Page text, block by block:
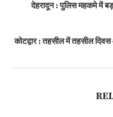
देहरादून : पुलिस महकमे में
कोटद्वार : तहसील में तहसील